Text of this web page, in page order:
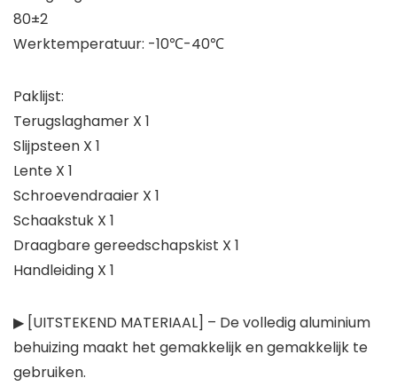
80±2
Werktemperatuur: -10℃-40℃
Paklijst:
Terugslaghamer X 1
Slijpsteen X 1
Lente X 1
Schroevendraaier X 1
Schaakstuk X 1
Draagbare gereedschapskist X 1
Handleiding X 1
▶ [UITSTEKEND MATERIAAL] – De volledig aluminium
behuizing maakt het gemakkelijk en gemakkelijk te
gebruiken.